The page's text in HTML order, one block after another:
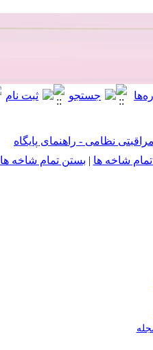
نظامی - راهنمای پایگاه
شاخه ها | بستن تمام شاخه ها